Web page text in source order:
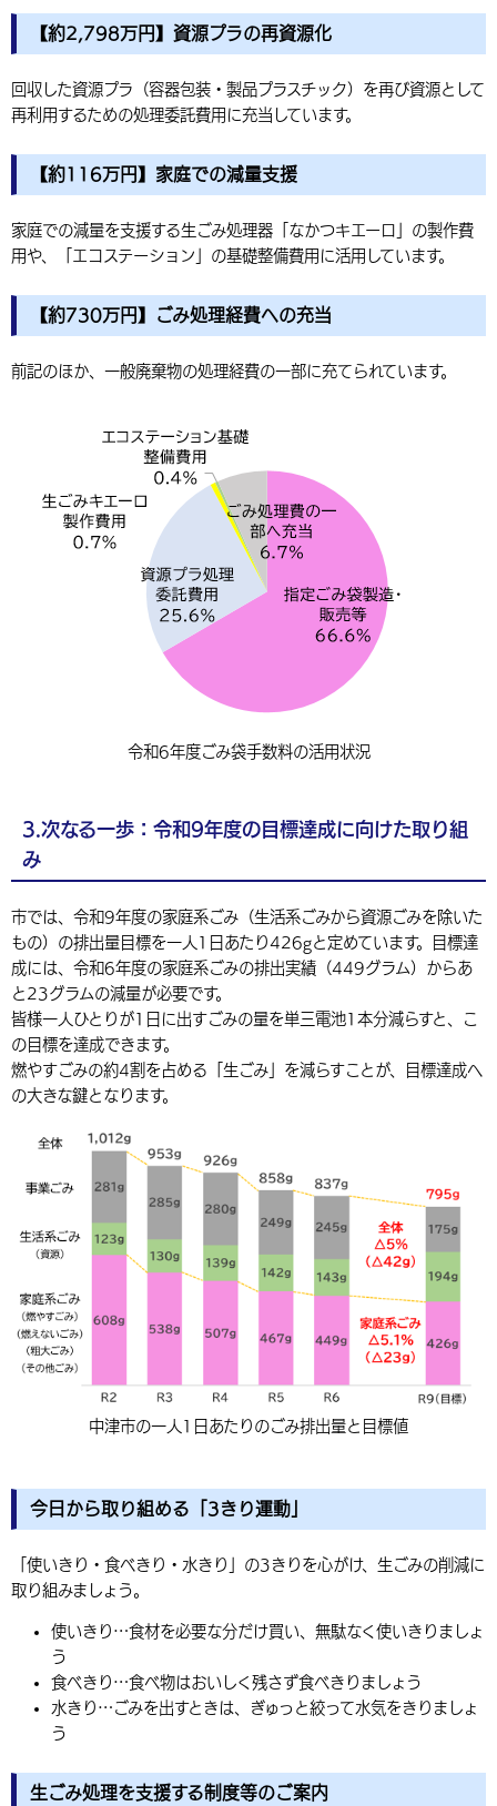
【約2,798万円】資源プラの再資源化
回収した資源プラ（容器包装・製品プラスチック）を再び資源として
再利用するための処理委託費用に充当しています。
【約116万円】家庭での減量支援
家庭での減量を支援する生ごみ処理器「なかつキエーロ」の製作費
用や、「エコステーション」の基礎整備費用に活用しています。
【約730万円】ごみ処理経費への充当
前記のほか、一般廃棄物の処理経費の一部に充てられています。
令和6年度ごみ袋手数料の活用状況
3.次なる一歩：令和9年度の目標達成に向けた取り組
み
市では、令和9年度の家庭系ごみ（生活系ごみから資源ごみを除いた
もの）の排出量目標を一人1日あたり426gと定めています。目標達
成には、令和6年度の家庭系ごみの排出実績（449グラム）からあ
と23グラムの減量が必要です。
皆様一人ひとりが1日に出すごみの量を単三電池1本分減らすと、こ
の目標を達成できます。
燃やすごみの約4割を占める「生ごみ」を減らすことが、目標達成へ
の大きな鍵となります。
中津市の一人1日あたりのごみ排出量と目標値
今日から取り組める「3きり運動」
「使いきり・食べきり・水きり」の3きりを心がけ、生ごみの削減に
取り組みましょう。
使いきり…食材を必要な分だけ買い、無駄なく使いきりましょ
う
食べきり…食べ物はおいしく残さず食べきりましょう
水きり…ごみを出すときは、ぎゅっと絞って水気をきりましょ
う
生ごみ処理を支援する制度等のご案内